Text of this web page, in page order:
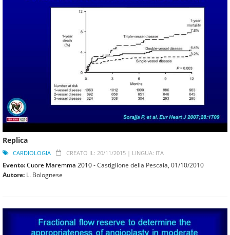
Replica
CARDIOLOGIA CREATO IL: 20/11/2015 | LINGUA: ITA
Evento:Cuore Maremma 2010- Castiglione della Pescaia, 01/10/2010
Autore: L. Bolognese